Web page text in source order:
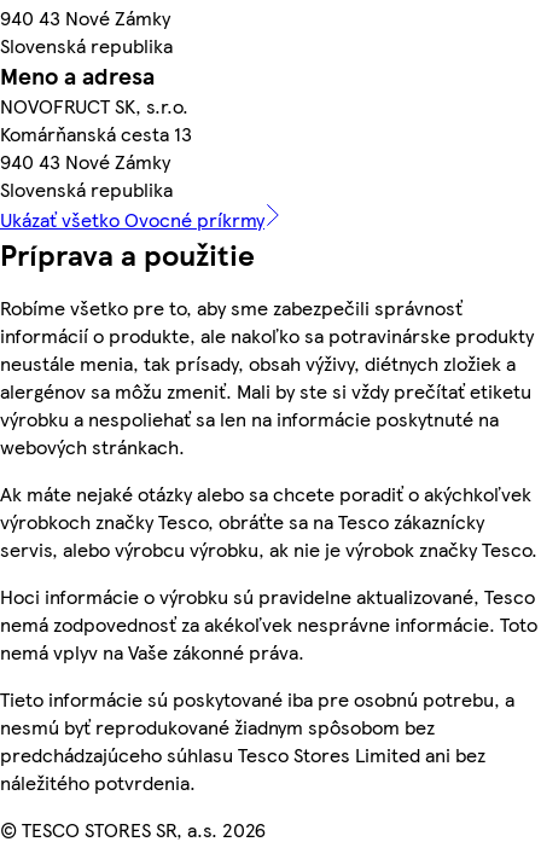
940 43 Nové Zámky
Slovenská republika
Meno a adresa
NOVOFRUCT SK, s.r.o.
Komárňanská cesta 13
940 43 Nové Zámky
Slovenská republika
Ukázať všetko Ovocné príkrmy
Príprava a použitie
Robíme všetko pre to, aby sme zabezpečili správnosť
informácií o produkte, ale nakoľko sa potravinárske produkty
neustále menia, tak prísady, obsah výživy, diétnych zložiek a
alergénov sa môžu zmeniť. Mali by ste si vždy prečítať etiketu
výrobku a nespoliehať sa len na informácie poskytnuté na
webových stránkach.
Ak máte nejaké otázky alebo sa chcete poradiť o akýchkoľvek
výrobkoch značky Tesco, obráťte sa na Tesco zákaznícky
servis, alebo výrobcu výrobku, ak nie je výrobok značky Tesco.
Hoci informácie o výrobku sú pravidelne aktualizované, Tesco
nemá zodpovednosť za akékoľvek nesprávne informácie. Toto
nemá vplyv na Vaše zákonné práva.
Tieto informácie sú poskytované iba pre osobnú potrebu, a
nesmú byť reprodukované žiadnym spôsobom bez
predchádzajúceho súhlasu Tesco Stores Limited ani bez
náležitého potvrdenia.
© TESCO STORES SR, a.s. 2026